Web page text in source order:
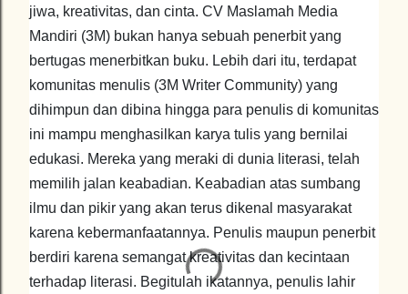
jiwa, kreativitas, dan cinta. CV Maslamah Media
Mandiri (3M) bukan hanya sebuah penerbit yang
bertugas menerbitkan buku. Lebih dari itu, terdapat
komunitas menulis (3M Writer Community) yang
dihimpun dan dibina hingga para penulis di komunitas
ini mampu menghasilkan karya tulis yang bernilai
edukasi. Mereka yang meraki di dunia literasi, telah
memilih jalan keabadian. Keabadian atas sumbang
ilmu dan pikir yang akan terus dikenal masyarakat
karena kebermanfaatannya. Penulis maupun penerbit
berdiri karena semangat kreativitas dan kecintaan
terhadap literasi. Begitulah ikatannya, penulis lahir